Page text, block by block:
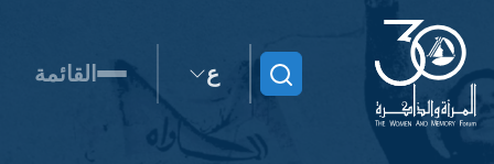
ابحث ع القائمة